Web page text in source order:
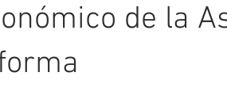
de la